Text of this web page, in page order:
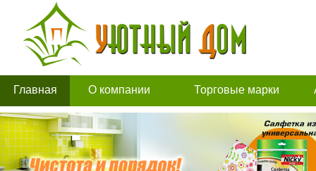
Главная О компании Торговые марки